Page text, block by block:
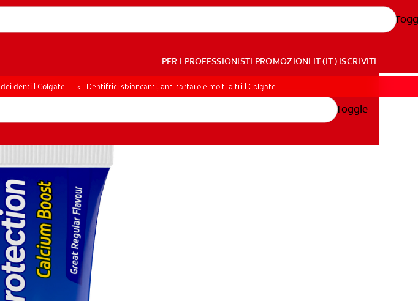
PER I PROFESSIONISTI PROMOZIONI IT (IT) ISCRIVITI
PER TE
Toggle
denti | Colgate Dentifrici sbiancanti, anti tartaro e molti altri | Colgate